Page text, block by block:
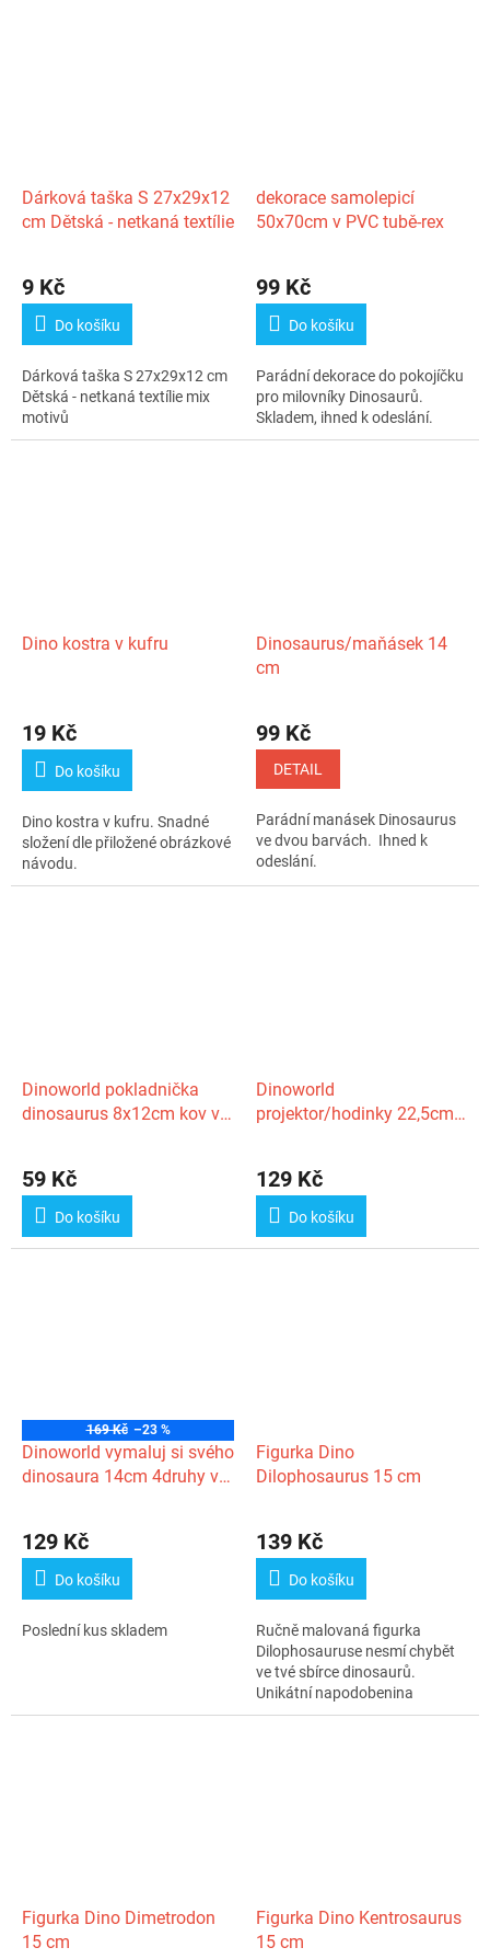
Dárková taška S 27x29x12
cm Dětská - netkaná textílie
9 Kč
Do košíku
Dárková taška S 27x29x12 cm
Dětská - netkaná textílie mix
motivů
dekorace samolepicí
50x70cm v PVC tubě-rex
99 Kč
Do košíku
Parádní dekorace do pokojíčku
pro milovníky Dinosaurů.
Skladem, ihned k odeslání.
Dino kostra v kufru
19 Kč
Do košíku
Dino kostra v kufru. Snadné
složení dle přiložené obrázkové
návodu.
Dinosaurus/maňásek 14
cm
99 Kč
DETAIL
Parádní manásek Dinosaurus
ve dvou barvách. Ihned k
odeslání.
Dinoworld pokladnička
dinosaurus 8x12cm kov v
59 Kč
Do košíku
Dinoworld
projektor/hodinky 22,5cm
129 Kč
Do košíku
169 Kč –23 %
Dinoworld vymaluj si svého
dinosaura 14cm 4druhy v
129 Kč
Do košíku
Poslední kus skladem
Figurka Dino
Dilophosaurus 15 cm
139 Kč
Do košíku
Ručně malovaná figurka
Dilophosauruse nesmí chybět
ve tvé sbírce dinosaurů.
Unikátní napodobenina
skutečného zvířete...
Figurka Dino Dimetrodon
15 cm
Figurka Dino Kentrosaurus
15 cm